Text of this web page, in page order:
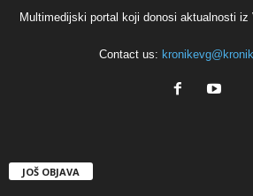
Multimedijski portal koji donosi aktualnosti iz
Contact us:
JOŠ OBJAVA